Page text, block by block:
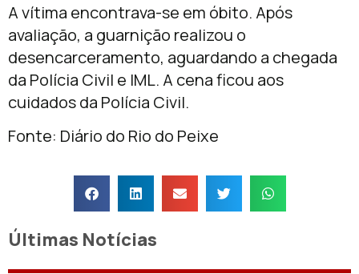
A vítima encontrava-se em óbito. Após
avaliação, a guarnição realizou o
desencarceramento, aguardando a chegada
da Polícia Civil e IML. A cena ficou aos
cuidados da Polícia Civil.
Fonte: Diário do Rio do Peixe
Últimas Notícias